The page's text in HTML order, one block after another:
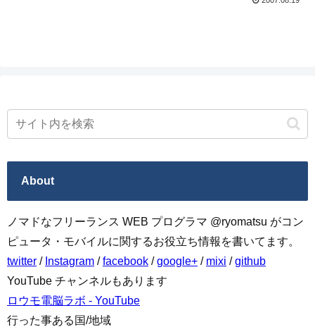
あったもっさり感が全くと言っ...
About
ノマドなフリーランス WEB プログラマ @ryomatsu がコン
ピュータ・モバイルに関するお役立ち情報を書いてます。
twitter / Instagram /facebook /google+ / mixi /github
YouTube チャンネルもあります
ロウモ電脳ラボ - YouTube
行った事ある国/地域